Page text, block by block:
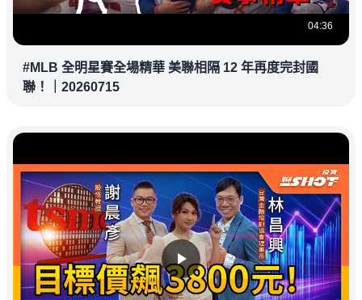
04:36
#MLB 全明星賽全場精華 美聯相隔 12 年再度完封國
聯！｜20260715